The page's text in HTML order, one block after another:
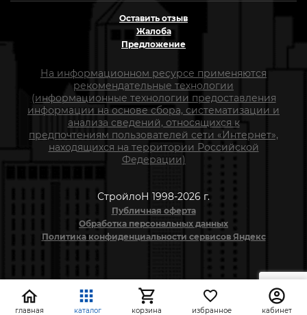
Оставить отзыв
Жалоба
Предложение
На информационном ресурсе применяются
рекомендательные технологии
(информационные технологии предоставления
информации на основе сбора, систематизации и
анализа сведений, относящихся к
предпочтениям пользователей сети «Интернет»,
находящихся на территории Российской
Федерации)
СтройлоН 1998-2026 г.
Публичная оферта
Обработка персональных данных
Политика конфиденциальности сервисов Яндекс
главная каталог корзина избранное кабинет